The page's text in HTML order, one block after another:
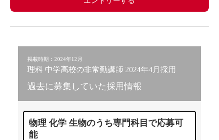
掲載時期：2024年12月
理科 中学高校の非常勤講師 2024年4月採用
過去に募集していた採用情報
物理 化学 生物のうち専門科目で応募可
能